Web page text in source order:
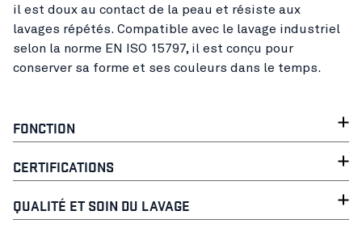
il est doux au contact de la peau et résiste aux
lavages répétés. Compatible avec le lavage industriel
selon la norme EN ISO 15797, il est conçu pour
conserver sa forme et ses couleurs dans le temps.
FONCTION
CERTIFICATIONS
QUALITÉ ET SOIN DU LAVAGE